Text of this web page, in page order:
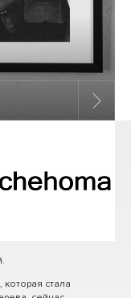
стала